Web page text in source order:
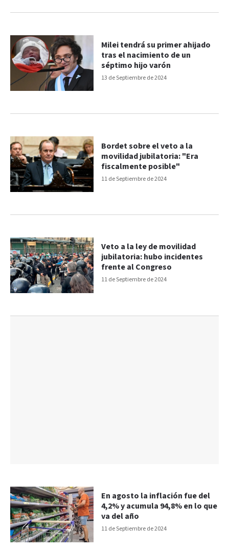
13 de Septiembre de 2024
Milei tendrá su primer ahijado
tras el nacimiento de un
séptimo hijo varón
11 de Septiembre de 2024
Bordet sobre el veto a la
movilidad jubilatoria: "Era
fiscalmente posible"
11 de Septiembre de 2024
Veto a la ley de movilidad
jubilatoria: hubo incidentes
frente al Congreso
11 de Septiembre de 2024
En agosto la inflación fue del
4,2% y acumula 94,8% en lo que
va del año